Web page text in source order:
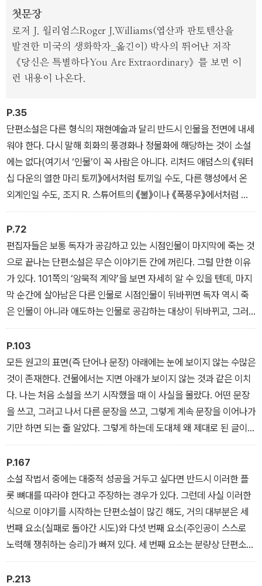
첫문장
로저 J. 윌리엄스Roger J.Williams(엽산과 판토텐산을
발견한 미국의 생화학자_옮긴이) 박사의 뛰어난 저작
《당신은 특별하다You Are Extraordinary》를 보면 이
런 내용이 나온다.
P.35
단편소설은 다른 형식의 재현예술과 달리 반드시 인물을 전면에 내세
워야 한다. 다시 말해 회화의 풍경화나 정물화에 해당하는 것이 소설
에는 없다(여기서 ‘인물’이 꼭 사람은 아니다. 리처드 애덤스의 《워터
십 다운의 열한 마리 토끼》에서처럼 토끼일 수도, 다른 행성에서 온
외계인일 수도, 조지 R. 스튜어트의 《불》이나 《폭풍우》에서처럼 의
인화된 자연 요소일 수도 있다). 그러나 인물만 달랑 데려다 놔서는
그 인물을 이해할 수가 없기 때문에 과학이나 미술이 다루는 다른 대
상들에 대해서도 써야 한다.
P.72
편집자들은 보통 독자가 공감하고 있는 시점인물이 마지막에 죽는 것
으로 끝나는 단편소설은 무슨 이야기든 간에 꺼린다. 그럴 만한 이유
가 있다. 101쪽의 ‘암묵적 계약’을 보면 자세히 알 수 있을 텐데, 마지
막 순간에 살아남은 다른 인물로 시점인물이 뒤바뀌면 독자 역시 죽
은 인물이 아니라 애도하는 인물로 공감하는 대상이 뒤바뀌고, 그러
면서 결말은 힘이 쫙 빠지기 때문이다.
P.103
모든 원고의 표면(즉 단어나 문장) 아래에는 눈에 보이지 않는 수많은
것이 존재한다. 건물에서는 지면 아래가 보이지 않는 것과 같은 이치
다. 나는 처음 소설을 쓰기 시작했을 때 이 사실을 몰랐다. 어떤 문장
을 쓰고, 그러고 나서 다른 문장을 쓰고, 그렇게 계속 문장을 이어나가
기만 하면 되는 줄 알았다. 그렇게 하는데 도대체 왜 제대로 된 글이
나오지 않는지 의아해할 따름이었다.
P.167
소설 작법서 중에는 대중적 성공을 거두고 싶다면 반드시 이러한 플
롯 뼈대를 따라야 한다고 주장하는 경우가 있다. 그런데 사실 이러한
식으로 이야기를 시작하는 단편소설이 많긴 해도, 거의 대부분은 세
번째 요소(실패로 돌아간 시도)와 다섯 번째 요소(주인공이 스스로
노력해 쟁취하는 승리)가 빠져 있다. 세 번째 요소는 분량상 단편소설
에 집어넣기가 벅차고, 다섯 번째 요소는 주인공이 노력하는 모습이
반복적으로 나오면 이야기가 지루해지기 때문이다.
P.213